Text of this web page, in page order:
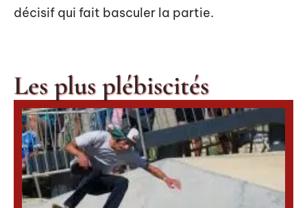
décisif qui fait basculer la partie.
Les plus plébiscités